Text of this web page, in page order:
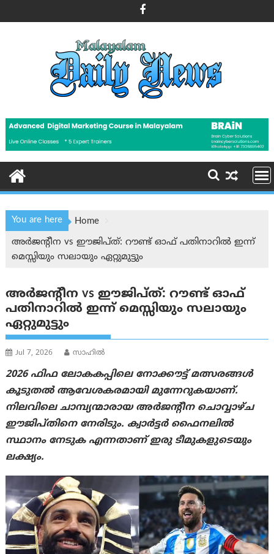
to
You are here
Home
അർജന്റീന vs ഈജിപ്ത്: റൗണ്ട് ഓഫ് പതിനാറിൽ ഇന്ന്
മെസ്സിയും സലായും ഏറ്റുമുട്ടും
അർജന്റീന vs ഈജിപ്ത്: റൗണ്ട് ഓഫ്
പതിനാറിൽ ഇന്ന് മെസ്സിയും സലായും
ഏറ്റുമുട്ടും
Jul 7, 2026 സാഹില്‍
2026 ഫിഫ ലോകകപ്പിലെ നോക്കൗട്ട് മത്സരങ്ങൾ
കൂടുതൽ ആവേശകരമായി മുന്നേറുകയാണ്.
നിലവിലെ ചാമ്പ്യന്മാരായ അർജന്റീന ചൊവ്വാഴ്ച
ഈജിപ്തിനെ നേരിടും. ക്വാർട്ടർ ഫൈനലിൽ
സ്ഥാനം നേടുക എന്നതാണ് ഇരു ടീമുകളുടെയും
ലക്ഷ്യം.